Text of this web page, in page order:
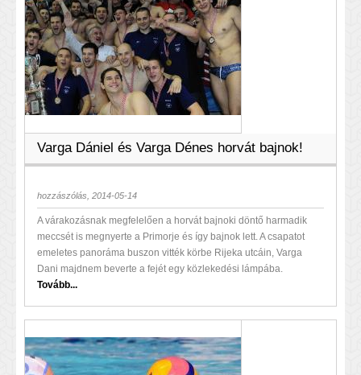
Varga Dániel és Varga Dénes horvát bajnok!
hozzászólás, 2014-05-14
A várakozásnak megfelelően a horvát bajnoki döntő harmadik
meccsét is megnyerte a Primorje és így bajnok lett. A csapatot
emeletes panoráma buszon vitték körbe Rijeka utcáin, Varga
Dani majdnem beverte a fejét egy közlekedési lámpába.
Tovább...